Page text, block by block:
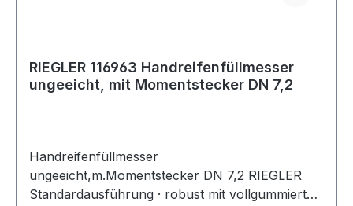
RIEGLER 116963 Handreifenfüllmesser
ungeeicht, mit Momentstecker DN 7,2
Handreifenfüllmesser
ungeeicht,m.Momentstecker DN 7,2 RIEGLER
Standardausführung · robust mit vollgummierter